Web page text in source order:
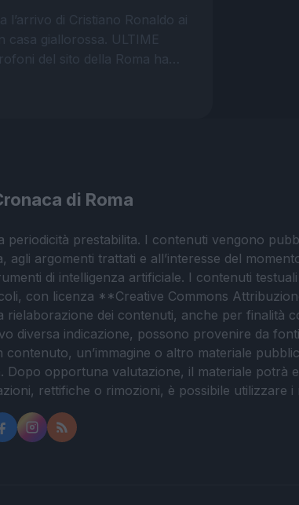
l’arrivo di Cristiano Ronaldo ai
casa giallorossa. ULTIME
del sito della Roma ha…
di Roma
prestabilita. I contenuti vengono
argomenti trattati e all’interesse del
di intelligenza artificiale. I contenuti
con licenza **Creative Commons
dei contenuti, anche per finalità
diversa indicazione, possono provenire da
un’immagine o altro materiale
opportuna valutazione, il materiale potrà
rettifiche o rimozioni, è possibile utilizzare i